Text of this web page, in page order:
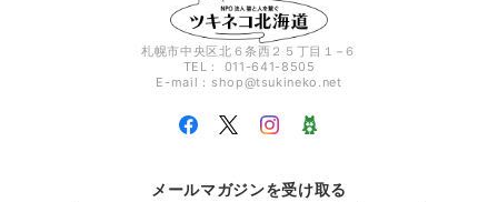
札幌市中央区北６条西２５丁目１−６
TEL： 011-641-8505
E-mail： shop@tsukineko.net
メールマガジンを受け取る